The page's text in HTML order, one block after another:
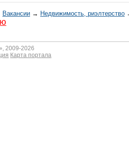
Вакансии → Недвижимость, риэлтeрство
2009-2026
Карта портала